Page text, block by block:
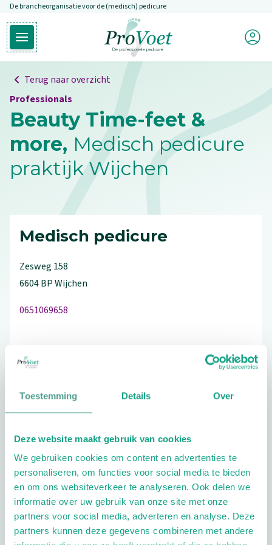
Toestemming Details Over
Deze website maakt gebruik van cookies
We gebruiken cookies om content en advertenties te
personaliseren, om functies voor social media te bieden
en om ons websiteverkeer te analyseren. Ook delen we
informatie over uw gebruik van onze site met onze
partners voor social media, adverteren en analyse. Deze
partners kunnen deze gegevens combineren met andere
Overslaan en naar de inhoud gaan
De brancheorganisatie voor de (medisch) pedicure
Open hoofdmenu
Ga naar de homepagina
Mijn
Terug naar overzicht
Professionals
Beauty Time-feet &
more, Medisch pedicure
praktijk Wijchen
Medisch pedicure
Zesweg 158
6604 BPWijchen
0651069658
Schrijf ook een review
Extra opties